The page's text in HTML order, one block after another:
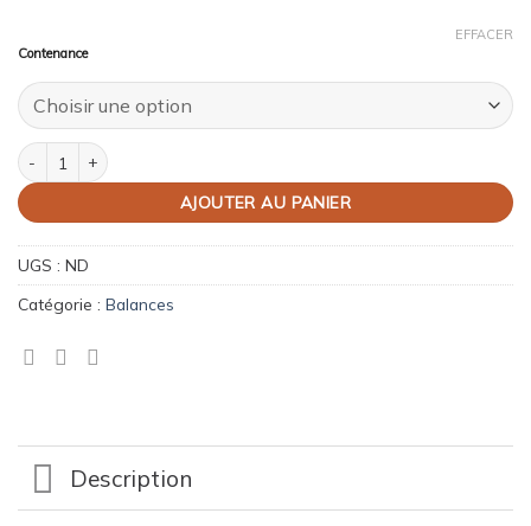
Contenance
EFFACER
quantité de Balance de laboratoire étanche
AJOUTER AU PANIER
UGS : ND
Catégorie : Balances
Description